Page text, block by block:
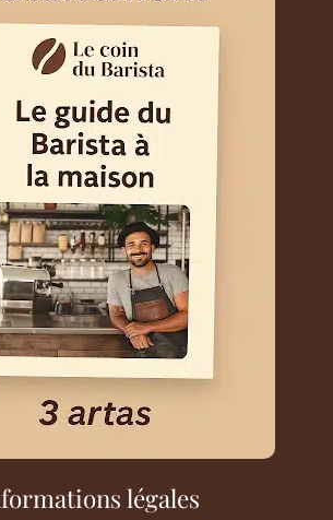
légales